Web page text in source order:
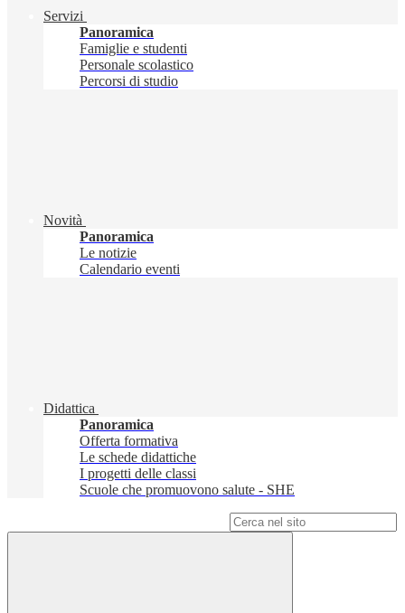
Servizi
Panoramica
Famiglie e studenti
Personale scolastico
Percorsi di studio
Novità
Panoramica
Le notizie
Calendario eventi
Didattica
Panoramica
Offerta formativa
Le schede didattiche
I progetti delle classi
Scuole che promuovono salute - SHE